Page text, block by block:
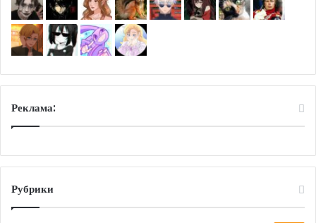
Реклама:
Рубрики